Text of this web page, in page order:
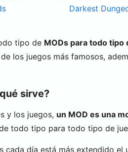
Darkest
tipo de MODs para todo tipo
los juegos más famosos,
sirve?
y los juegos, un MOD es una
todo tipo para todo tipo de
cada día está más extendido